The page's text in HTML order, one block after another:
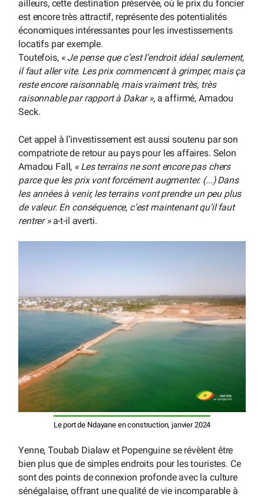
ailleurs, cette destination préservée, où le prix du foncier
est encore très attractif, représente des potentialités
économiques intéressantes pour les investissements
locatifs par exemple.
Toutefois, « Je pense que c’est l’endroit idéal seulement,
il faut aller vite. Les prix commencent à grimper, mais ça
reste encore raisonnable, mais vraiment très, très
raisonnable par rapport à Dakar », a affirmé, Amadou
Seck.
Cet appel à l’investissement est aussi soutenu par son
compatriote de retour au pays pour les affaires. Selon
Amadou Fall, « Les terrains ne sont encore pas chers
parce que les prix vont forcément augmenter. (...) Dans
les années à venir, les terrains vont prendre un peu plus
de valeur. En conséquence, c’est maintenant qu’il faut
rentrer »a-t-il averti.
Le port de Ndayane en construction, janvier 2024
Yenne, Toubab Dialaw et Popenguine se révèlent être
bien plus que de simples endroits pour les touristes. Ce
sont des points de connexion profonde avec la culture
sénégalaise, offrant une qualité de vie incomparable à